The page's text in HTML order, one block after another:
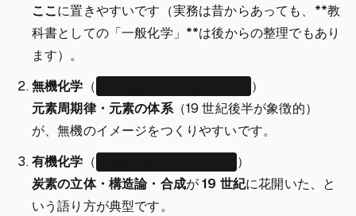
ここに置きやすいです（実務は昔からあっても、**教
科書としての「一般化学」**は後からの整理でもあり
ます）。
無機化学 （
）
元素周期律・元素の体系（19 世紀後半が象徴的）
が、無機のイメージをつくりやすいです。
有機化学 （
）
炭素の立体・構造論・合成が19 世紀に花開いた、と
いう語り方が典型です。